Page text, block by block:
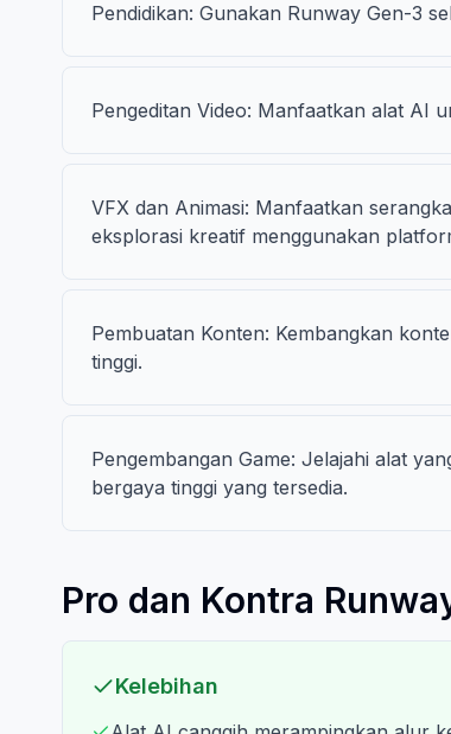
Pendidikan: Gunakan Runway Gen-3
Pengeditan Video: Manfaatkan alat AI
VFX dan Animasi: Manfaatkan
eksplorasi kreatif menggunakan
Pembuatan Konten: Kembangkan
tinggi.
Pengembangan Game: Jelajahi alat
bergaya tinggi yang tersedia.
Pro dan Kontra
Kelebihan